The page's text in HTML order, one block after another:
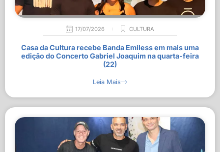
17/07/2026 CULTURA
Casa da Cultura recebe Banda Emiless em mais uma
edição do Concerto Gabriel Joaquim na quarta-feira
(22)
Leia Mais